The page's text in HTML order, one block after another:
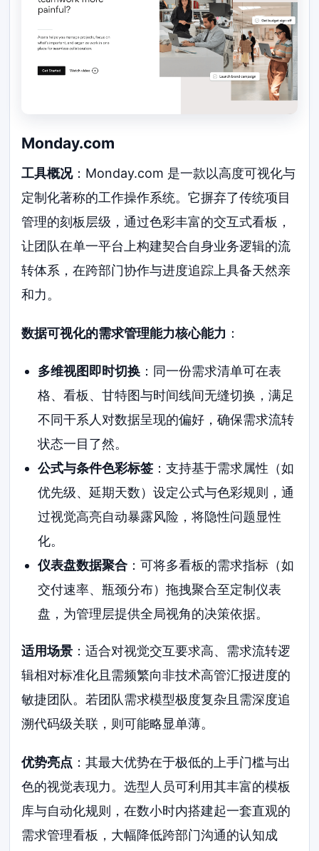
Monday.com
工具概况：Monday.com 是一款以高度可视化与
定制化著称的工作操作系统。它摒弃了传统项目
管理的刻板层级，通过色彩丰富的交互式看板，
让团队在单一平台上构建契合自身业务逻辑的流
转体系，在跨部门协作与进度追踪上具备天然亲
和力。
数据可视化的需求管理能力核心能力 ：
多维视图即时切换：同一份需求清单可在表
格、看板、甘特图与时间线间无缝切换，满足
不同干系人对数据呈现的偏好，确保需求流转
状态一目了然。
公式与条件色彩标签：支持基于需求属性（如
优先级、延期天数）设定公式与色彩规则，通
过视觉高亮自动暴露风险，将隐性问题显性
化。
仪表盘数据聚合：可将多看板的需求指标（如
交付速率、瓶颈分布）拖拽聚合至定制仪表
盘，为管理层提供全局视角的决策依据。
适用场景 ：适合对视觉交互要求高、需求流转逻
辑相对标准化且需频繁向非技术高管汇报进度的
敏捷团队。若团队需求模型极度复杂且需深度追
溯代码级关联，则可能略显单薄。
优势亮点 ：其最大优势在于极低的上手门槛与出
色的视觉表现力。选型人员可利用其丰富的模板
库与自动化规则，在数小时内搭建起一套直观的
需求管理看板，大幅降低跨部门沟通的认知成